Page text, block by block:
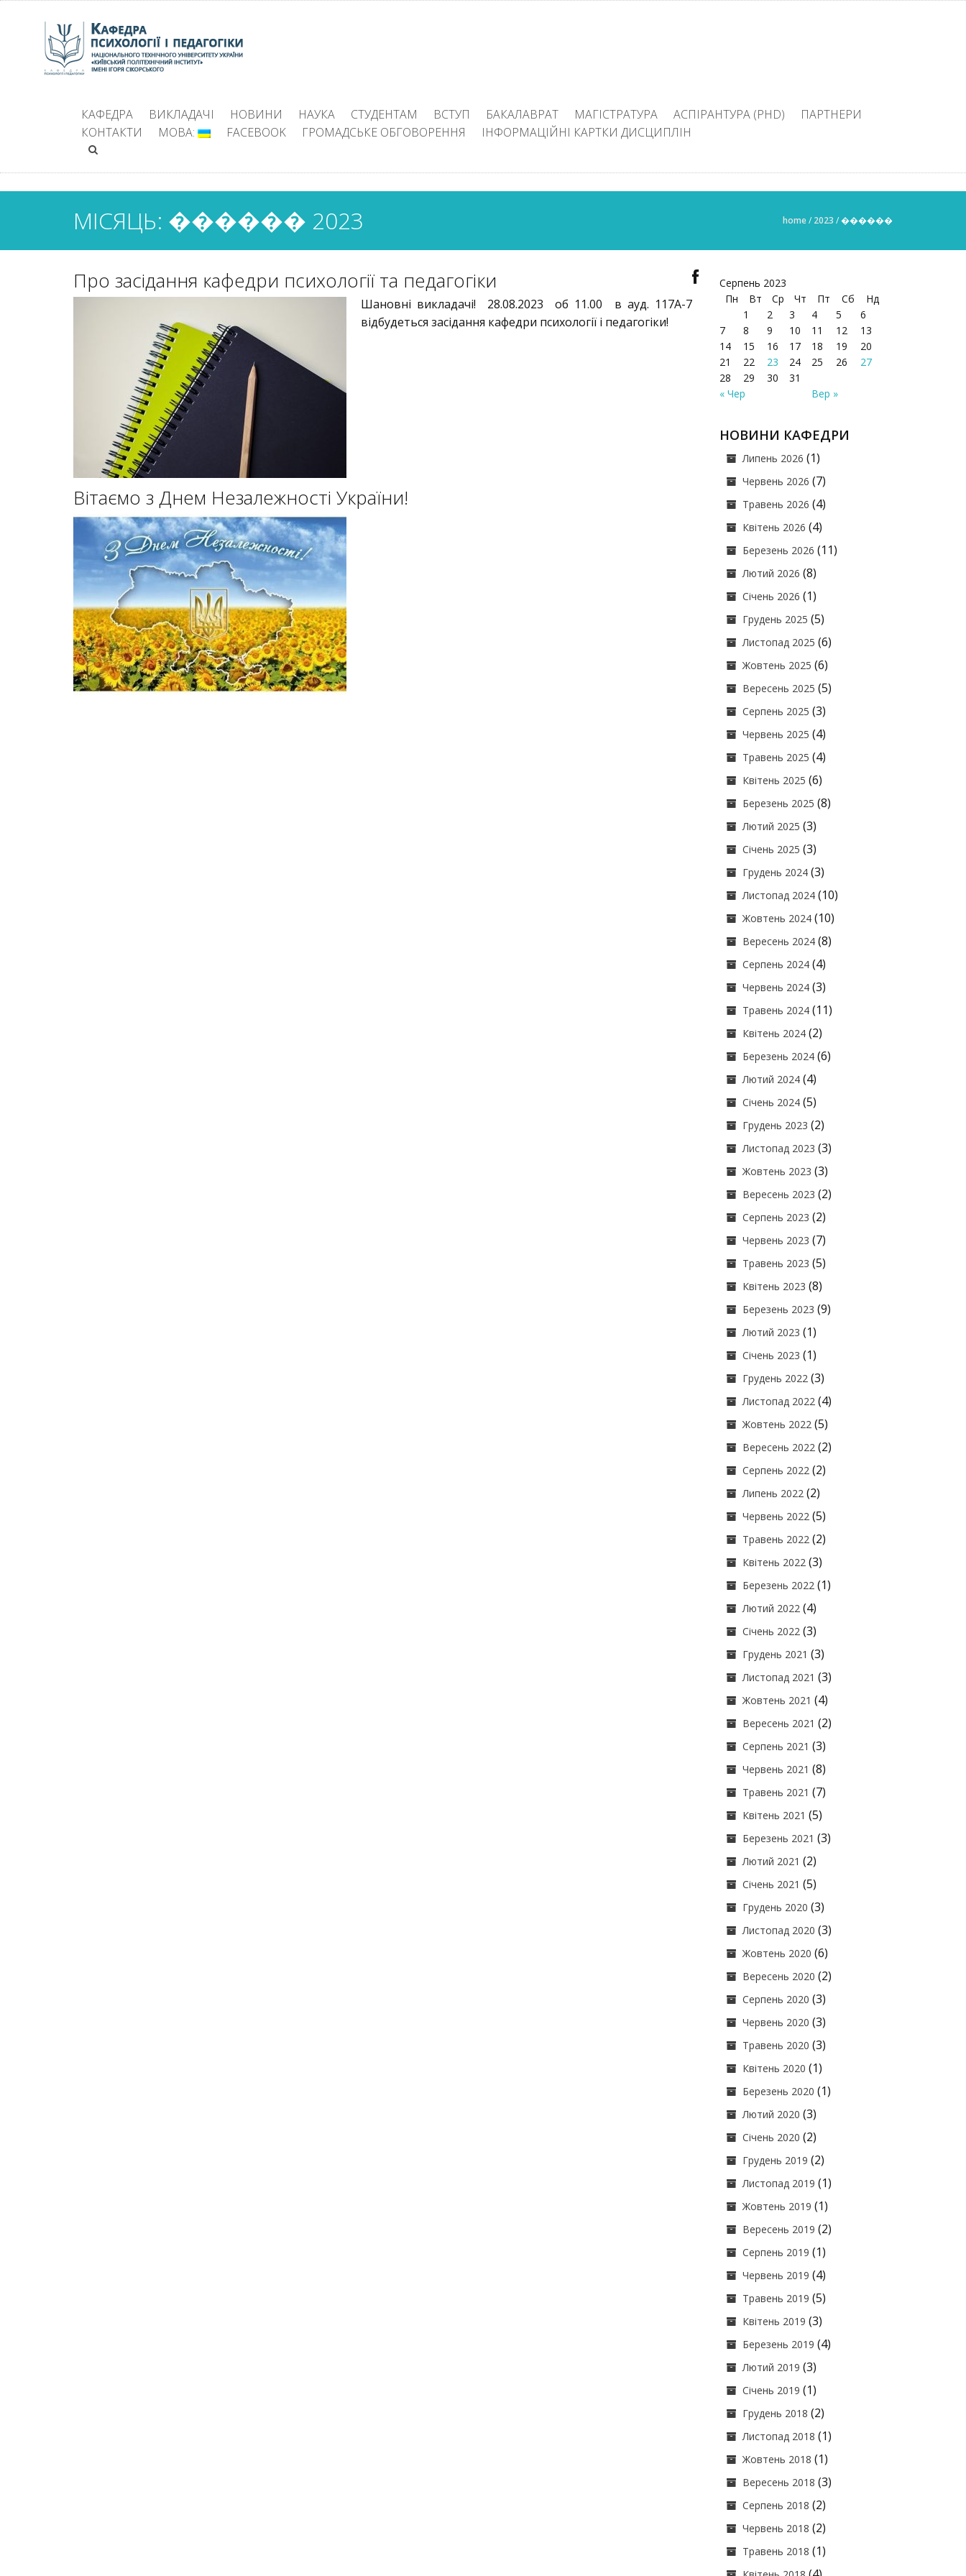
КАФЕДРА ВИКЛАДАЧІ НОВИНИ НАУКА СТУДЕНТАМ ВСТУП БАКАЛАВРАТ МАГІСТРАТУРА АСПІРАНТУРА (PHD)
ПАРТНЕРИ
КОНТАКТИ
МОВА: FACEBOOK ГРОМАДСЬКЕ ОБГОВОРЕННЯ ІНФОРМАЦІЙНІ КАРТКИ ДИСЦИПЛІН
МІСЯЦЬ: ������ 2023 home/ 2023 /������
Про засідання кафедри психології та педагогіки
Шановні викладачі! 28.08.2023 об 11.00 в ауд. 117А-7
відбудеться засідання кафедри психології і педагогіки!
Вітаємо з Днем Незалежності України!
Серпень 2023
Пн
Вт Ср Чт Пт Сб Нд
« Чер Вер »
1 2 3 4 5
6
7
8 9 10 11 12
13
14
15 16 17 18 19
20
21
22 23 24 25 26
27
28
29 30 31
НОВИНИ КАФЕДРИ
Липень 2026 (1)
Червень 2026 (7)
Травень 2026 (4)
Квітень 2026 (4)
Березень 2026 (11)
Лютий 2026 (8)
Січень 2026 (1)
Грудень 2025 (5)
Листопад 2025 (6)
Жовтень 2025 (6)
Вересень 2025 (5)
Серпень 2025 (3)
Червень 2025 (4)
Травень 2025 (4)
Квітень 2025 (6)
Березень 2025 (8)
Лютий 2025 (3)
Січень 2025 (3)
Грудень 2024 (3)
Листопад 2024 (10)
Жовтень 2024 (10)
Вересень 2024 (8)
Серпень 2024 (4)
Червень 2024 (3)
Травень 2024 (11)
Квітень 2024 (2)
Березень 2024 (6)
Лютий 2024 (4)
Січень 2024 (5)
Грудень 2023 (2)
Листопад 2023 (3)
Жовтень 2023 (3)
Вересень 2023 (2)
Серпень 2023 (2)
Червень 2023 (7)
Травень 2023 (5)
Квітень 2023 (8)
Березень 2023 (9)
Лютий 2023 (1)
Січень 2023 (1)
Грудень 2022 (3)
Листопад 2022 (4)
Жовтень 2022 (5)
Вересень 2022 (2)
Серпень 2022 (2)
Липень 2022 (2)
Червень 2022 (5)
Травень 2022 (2)
Квітень 2022 (3)
Березень 2022 (1)
Лютий 2022 (4)
Січень 2022 (3)
Грудень 2021 (3)
Листопад 2021 (3)
Жовтень 2021 (4)
Вересень 2021 (2)
Серпень 2021 (3)
Червень 2021 (8)
Травень 2021 (7)
Квітень 2021 (5)
Березень 2021 (3)
Лютий 2021 (2)
Січень 2021 (5)
Грудень 2020 (3)
Листопад 2020 (3)
Жовтень 2020 (6)
Вересень 2020 (2)
Серпень 2020 (3)
Червень 2020 (3)
Травень 2020 (3)
Квітень 2020 (1)
Березень 2020 (1)
Лютий 2020 (3)
Січень 2020 (2)
Грудень 2019 (2)
Листопад 2019 (1)
Жовтень 2019 (1)
Вересень 2019 (2)
Серпень 2019 (1)
Червень 2019 (4)
Травень 2019 (5)
Квітень 2019 (3)
Березень 2019 (4)
Лютий 2019 (3)
Січень 2019 (1)
Грудень 2018 (2)
Листопад 2018 (1)
Жовтень 2018 (1)
Вересень 2018 (3)
Серпень 2018 (2)
Червень 2018 (2)
Травень 2018 (1)